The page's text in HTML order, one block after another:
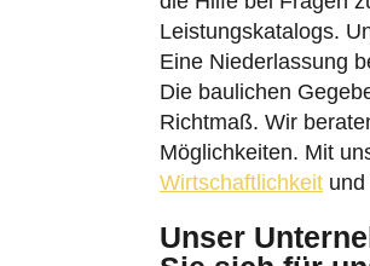
Umschalten auf hohe Kontraste
Eine Niederlassung
Die baulichen
Richtmaß. Wir
Möglichkeiten. Mit
Wirtschaftlichkeit und
Unser
Sie sich für
Wir sind in